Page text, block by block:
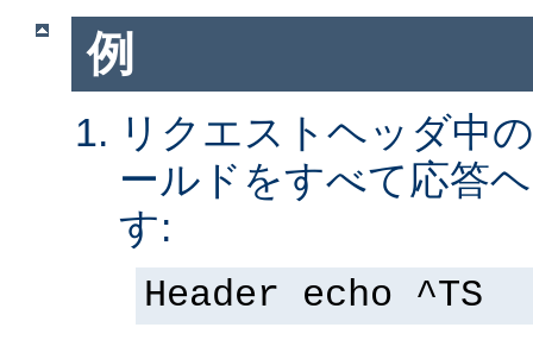
例
リクエストヘッダ中
ールドをすべて応答
す:
Header echo ^TS